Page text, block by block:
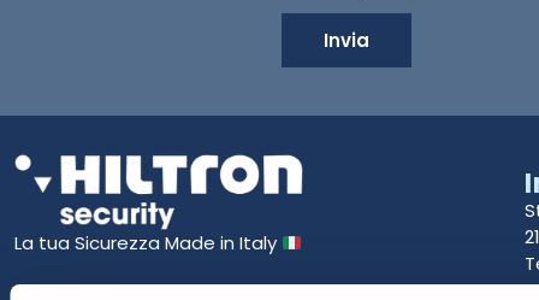
Invia
La tua Sicurezza Made in Italy